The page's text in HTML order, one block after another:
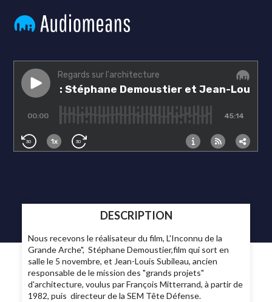
DESCRIPTION
Nous recevons le réalisateur du film, L'Inconnu de la
Grande Arche", Stéphane Demoustier,film qui sort en
salle le 5 novembre, et Jean-Louis Subileau, ancien
responsable de le mission des "grands projets"
d'architecture, voulus par François Mitterrand, à partir de
1982, puis directeur de la SEM Tête Défense.